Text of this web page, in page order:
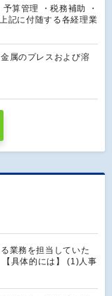
算管理 ・税務補助 ・
記に付随する各経理業
属のプレスおよび溶
業務を担当していた
具体的には】 (1)人事